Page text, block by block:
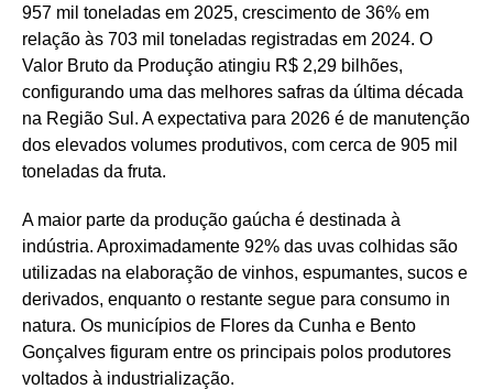
957 mil toneladas em 2025, crescimento de 36% em
relação às 703 mil toneladas registradas em 2024. O
Valor Bruto da Produção atingiu R$ 2,29 bilhões,
configurando uma das melhores safras da última década
na Região Sul. A expectativa para 2026 é de manutenção
dos elevados volumes produtivos, com cerca de 905 mil
toneladas da fruta.
A maior parte da produção gaúcha é destinada à
indústria. Aproximadamente 92% das uvas colhidas são
utilizadas na elaboração de vinhos, espumantes, sucos e
derivados, enquanto o restante segue para consumo in
natura. Os municípios de Flores da Cunha e Bento
Gonçalves figuram entre os principais polos produtores
voltados à industrialização.